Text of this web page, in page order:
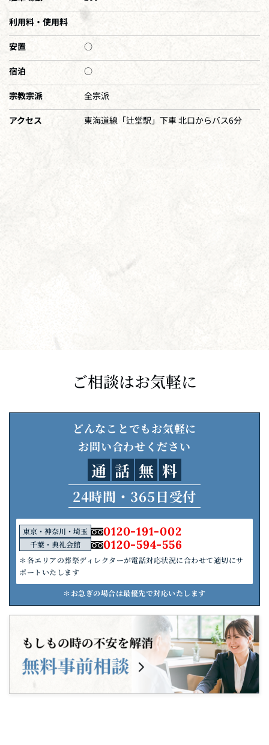
利用料・使用料
安置 ○
宿泊 ○
宗教宗派 全宗派
アクセス 東海道線「辻堂駅」下車 北口からバス6分
ご相談はお気軽に
どんなことでもお気軽に
お問い合わせください
通 話 無 料
24時間・365日受付
東京・神奈川・埼玉 0120-191-002
千葉・典礼会館 0120-594-556
＊各エリアの葬祭ディレクターが電話対応状況に合わせて適切にサ
ポートいたします
＊お急ぎの場合は最優先で対応いたします